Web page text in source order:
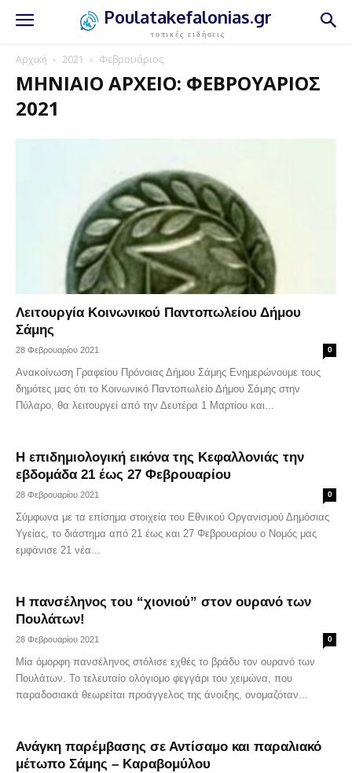
Poulatakefalonias.gr
τοπικές ειδήσεις
Αρχική 2021 Φεβρουάριος
ΜΗΝΙΑΊΟ ΑΡΧΕΊΟ: ΦΕΒΡΟΥΆΡΙΟΣ
2021
Λειτουργία Κοινωνικού Παντοπωλείου Δήμου
Σάμης
28 Φεβρουαρίου 2021 0
Ανακοίνωση Γραφείου Πρόνοιας Δήμου Σάμης Ενημερώνουμε τους
δημότες μας ότι το Κοινωνικό Παντοπωλείο Δήμου Σάμης στην
Πύλαρο, θα λειτουργεί από την Δευτέρα 1 Μαρτίου και...
Η επιδημιολογική εικόνα της Κεφαλλονιάς την
εβδομάδα 21 έως 27 Φεβρουαρίου
28 Φεβρουαρίου 2021 0
Σύμφωνα με τα επίσημα στοιχεία του Εθνικού Οργανισμού Δημόσιας
Υγείας, το διάστημα από 21 έως και 27 Φεβρουαρίου ο Νομός μας
εμφάνισε 21 νέα...
Η πανσέληνος του “χιονιού” στον ουρανό των
Πουλάτων!
28 Φεβρουαρίου 2021 0
Μία όμορφη πανσέληνος στόλισε εχθές το βράδυ τον ουρανό των
Πουλάτων. Το τελευταίο ολόγιομο φεγγάρι του χειμώνα, που
παραδοσιακά θεωρείται προάγγελος της άνοιξης, ονομαζόταν...
Ανάγκη παρέμβασης σε Αντίσαμο και παραλιακό
μέτωπο Σάμης – Καραβομύλου